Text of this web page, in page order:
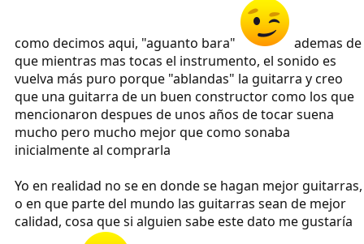
como decimos aqui, "aguanto bara"
ademas de
que mientras mas tocas el instrumento, el sonido es
vuelva más puro porque "ablandas" la guitarra y creo
que una guitarra de un buen constructor como los que
mencionaron despues de unos años de tocar suena
mucho pero mucho mejor que como sonaba
inicialmente al comprarla
Yo en realidad no se en donde se hagan mejor guitarras,
o en que parte del mundo las guitarras sean de mejor
calidad, cosa que si alguien sabe este dato me gustaría